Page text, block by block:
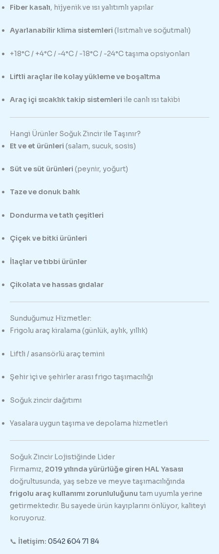
Fiber kasalı, hijyenik ve ısı yalıtımlı yapılar
Ayarlanabilir klima sistemleri (Isıtmalı ve soğutmalı)
+18°C / +4°C / -4°C / -18°C / -24°C taşıma opsiyonları
Liftli araçlar ile kolay yükleme ve boşaltma
Araç içi sıcaklık takip sistemleri ile canlı ısı takibi
Hangi Ürünler Soğuk Zincir ile Taşınır?
Et ve et ürünleri (salam, sucuk, sosis)
Süt ve süt ürünleri (peynir, yoğurt)
Taze ve donuk balık
Dondurma ve tatlı çeşitleri
Çiçek ve bitki ürünleri
İlaçlar ve tıbbi ürünler
Çikolata ve hassas gıdalar
Sunduğumuz Hizmetler:
Frigolu araç kiralama (günlük, aylık, yıllık)
Liftli / asansörlü araç temini
Şehir içi ve şehirler arası frigo taşımacılığı
Soğuk zincir dağıtımı
Yasalara uygun taşıma ve depolama hizmetleri
Soğuk Zincir Lojistiğinde Lider
Firmamız, 2019 yılında yürürlüğe giren HAL Yasası
doğrultusunda, yaş sebze ve meyve taşımacılığında
frigolu araç kullanımı zorunluluğunu tam uyumla yerine
getirmektedir. Bu sayede ürün kayıplarını önlüyor, kaliteyi
koruyoruz.
📞 İletişim: 0542 604 71 84